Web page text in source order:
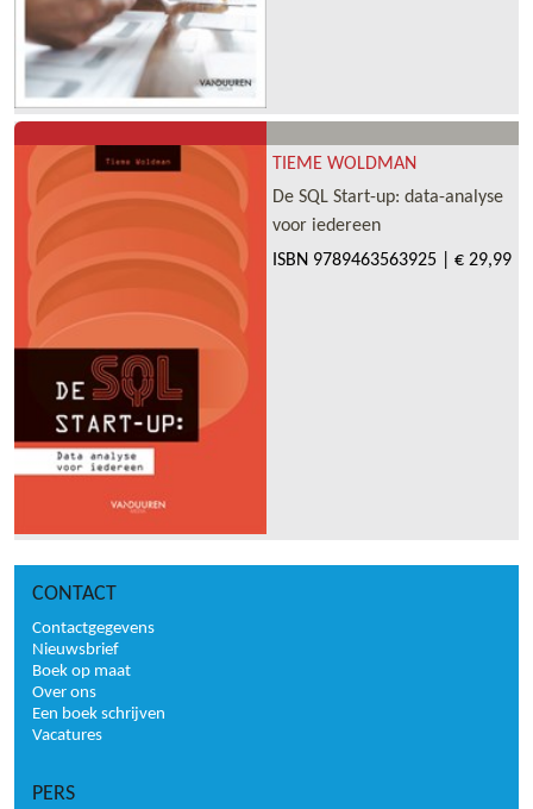
TIEME WOLDMAN
De SQL Start-up: data-analyse
voor iedereen
ISBN 9789463563925 € 29,99
CONTACT
Contactgegevens
Nieuwsbrief
Boek op maat
Over ons
Een boek schrijven
Vacatures
PERS